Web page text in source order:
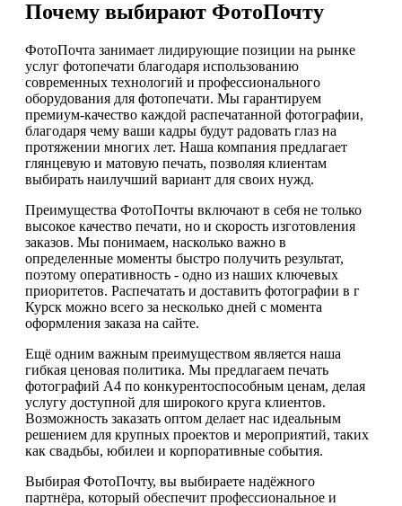
Почему выбирают ФотоПочту
ФотоПочта занимает лидирующие позиции на рынке
услуг фотопечати благодаря использованию
современных технологий и профессионального
оборудования для фотопечати. Мы гарантируем
премиум-качество каждой распечатанной фотографии,
благодаря чему ваши кадры будут радовать глаз на
протяжении многих лет. Наша компания предлагает
глянцевую и матовую печать, позволяя клиентам
выбирать наилучший вариант для своих нужд.
Преимущества ФотоПочты включают в себя не только
высокое качество печати, но и скорость изготовления
заказов. Мы понимаем, насколько важно в
определенные моменты быстро получить результат,
поэтому оперативность - одно из наших ключевых
приоритетов. Распечатать и доставить фотографии в г
Курск можно всего за несколько дней с момента
оформления заказа на сайте.
Ещё одним важным преимуществом является наша
гибкая ценовая политика. Мы предлагаем печать
фотографий А4 по конкурентоспособным ценам, делая
услугу доступной для широкого круга клиентов.
Возможность заказать оптом делает нас идеальным
решением для крупных проектов и мероприятий, таких
как свадьбы, юбилеи и корпоративные события.
Выбирая ФотоПочту, вы выбираете надёжного
партнёра, который обеспечит профессиональное и